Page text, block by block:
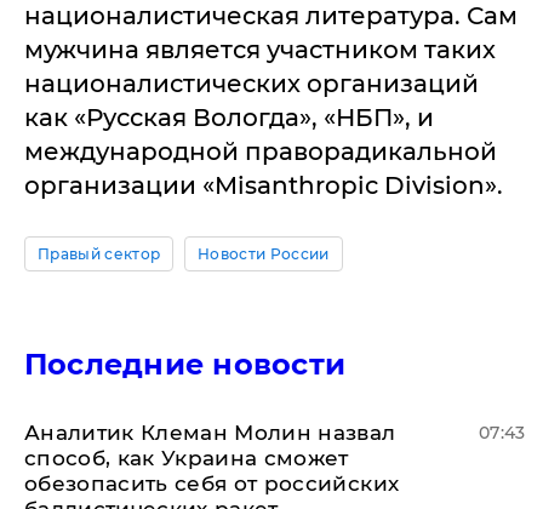
националистическая литература. Сам
мужчина является участником таких
националистических организаций
как «Русская Вологда», «НБП», и
международной праворадикальной
организации «Misanthropic Division».
Правый сектор Новости России
Последние новости
Аналитик Клеман Молин назвал
способ, как Украина сможет
обезопасить себя от российских
07:43